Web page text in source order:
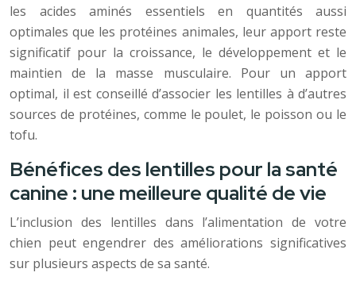
les acides aminés essentiels en quantités aussi
optimales que les protéines animales, leur apport reste
significatif pour la croissance, le développement et le
maintien de la masse musculaire. Pour un apport
optimal, il est conseillé d’associer les lentilles à d’autres
sources de protéines, comme le poulet, le poisson ou le
tofu.
Bénéfices des lentilles pour la santé
canine : une meilleure qualité de vie
L’inclusion des lentilles dans l’alimentation de votre
chien peut engendrer des améliorations significatives
sur plusieurs aspects de sa santé.